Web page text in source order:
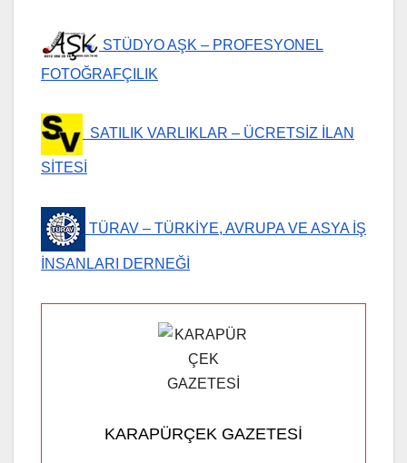
STÜDYO AŞK – PROFESYONEL
FOTOĞRAFÇILIK
SATILIK VARLIKLAR – ÜCRETSİZ İLAN
SİTESİ
TÜRAV – TÜRKİYE, AVRUPA VE ASYA İŞ
İNSANLARI DERNEĞİ
KARAPÜRÇEK GAZETESİ